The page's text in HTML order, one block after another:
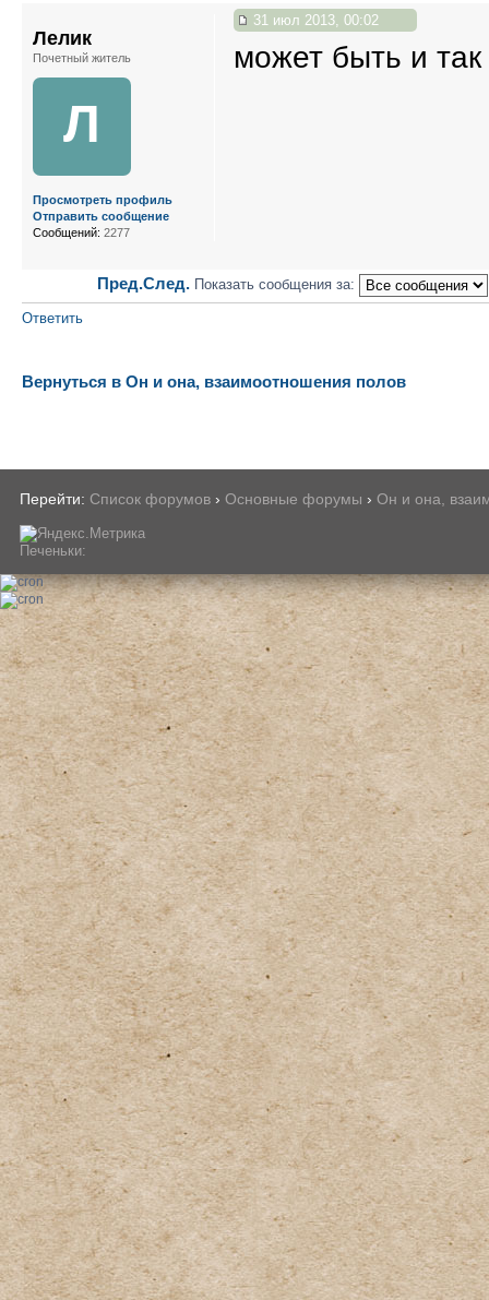
31 июл 2013, 00:02
может быть и так
Лелик
Почетный житель
Л
Просмотреть профиль
Отправить сообщение
Сообщений: 2277
Пред.След. Показать сообщения за:
Ответить
Вернуться в Он и она, взаимоотношения полов
Перейти: Список форумов › Основные форумы › Он и она,
Печеньки: